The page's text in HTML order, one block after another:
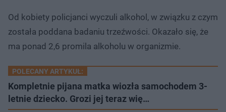
Od kobiety policjanci wyczuli alkohol, w związku z czym
została poddana badaniu trzeźwości. Okazało się, że
ma ponad 2,6 promila alkoholu w organizmie.
POLECANY ARTYKUŁ:
Kompletnie pijana matka wiozła samochodem 3-
letnie dziecko. Grozi jej teraz wię…